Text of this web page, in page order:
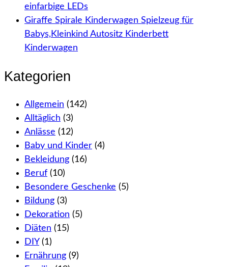
einfarbige LEDs
Giraffe Spirale Kinderwagen Spielzeug für
Babys,Kleinkind Autositz Kinderbett
Kinderwagen
Kategorien
Allgemein (142)
Alltäglich (3)
Anlässe (12)
Baby und Kinder (4)
Bekleidung (16)
Beruf (10)
Besondere Geschenke (5)
Bildung (3)
Dekoration (5)
Diäten (15)
DIY (1)
Ernährung (9)